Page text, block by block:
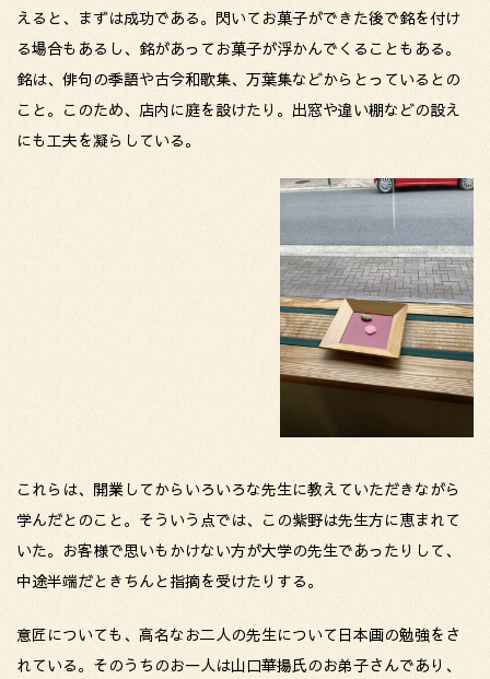
えると、まずは成功である。閃いてお菓子ができた後で銘を付け
る場合もあるし、銘があってお菓子が浮かんでくることもある。
銘は、俳句の季語や古今和歌集、万葉集などからとっているとの
こと。このため、店内に庭を設けたり。出窓や違い棚などの設え
にも工夫を凝らしている。
これらは、開業してからいろいろな先生に教えていただきながら
学んだとのこと。そういう点では、この紫野は先生方に恵まれて
いた。お客様で思いもかけない方が大学の先生であったりして、
中途半端だときちんと指摘を受けたりする。
意匠についても、高名なお二人の先生について日本画の勉強をさ
れている。そのうちのお一人は山口華揚氏のお弟子さんであり、